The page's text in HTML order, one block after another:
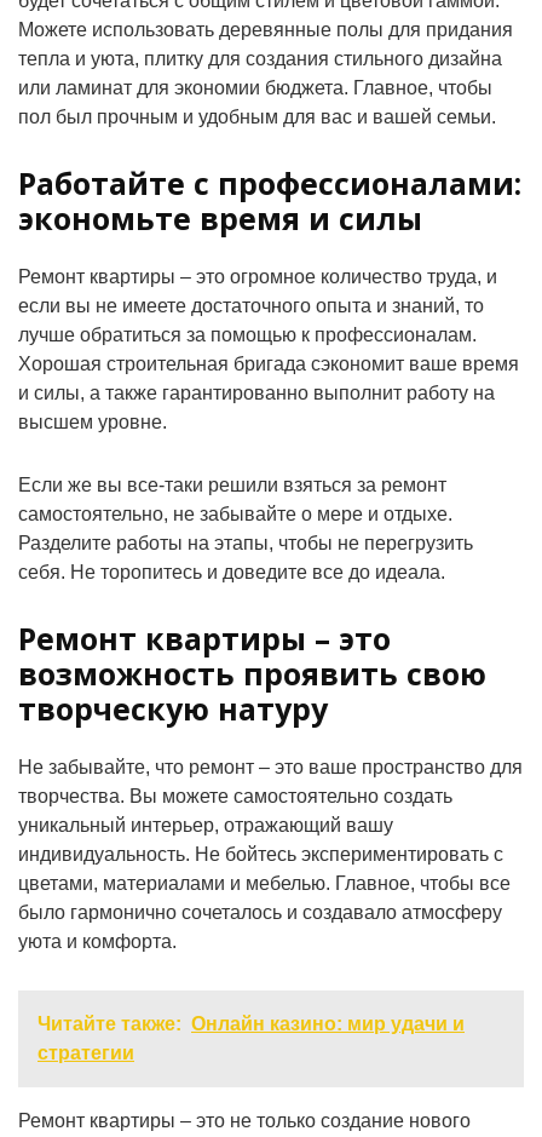
Можете использовать деревянные полы для придания
тепла и уюта, плитку для создания стильного дизайна
или ламинат для экономии бюджета. Главное, чтобы
пол был прочным и удобным для вас и вашей семьи.
Работайте с профессионалами:
экономьте время и силы
Ремонт квартиры – это огромное количество труда, и
если вы не имеете достаточного опыта и знаний, то
лучше обратиться за помощью к профессионалам.
Хорошая строительная бригада сэкономит ваше время
и силы, а также гарантированно выполнит работу на
высшем уровне.
Если же вы все-таки решили взяться за ремонт
самостоятельно, не забывайте о мере и отдыхе.
Разделите работы на этапы, чтобы не перегрузить
себя. Не торопитесь и доведите все до идеала.
Ремонт квартиры – это
возможность проявить свою
творческую натуру
Не забывайте, что ремонт – это ваше пространство для
творчества. Вы можете самостоятельно создать
уникальный интерьер, отражающий вашу
индивидуальность. Не бойтесь экспериментировать с
цветами, материалами и мебелью. Главное, чтобы все
было гармонично сочеталось и создавало атмосферу
уюта и комфорта.
Читайте также: Онлайн казино: мир удачи и
стратегии
Ремонт квартиры – это не только создание нового